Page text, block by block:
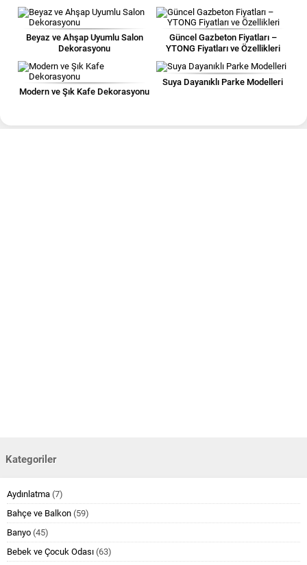
Beyaz ve Ahşap Uyumlu Salon
Dekorasyonu
Güncel Gazbeton Fiyatları –
YTONG Fiyatları ve Özellikleri
Modern ve Şık Kafe Dekorasyonu
Suya Dayanıklı Parke Modelleri
Kategoriler
Aydınlatma (7)
Bahçe ve Balkon (59)
Banyo (45)
Bebek ve Çocuk Odası (63)